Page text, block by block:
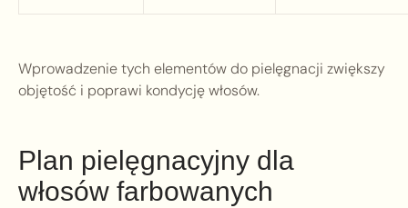
Wprowadzenie tych elementów do pielęgnacji zwiększy
objętość i poprawi kondycję włosów.
Plan pielęgnacyjny dla
włosów farbowanych